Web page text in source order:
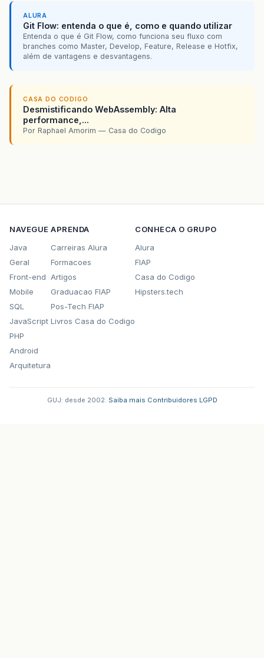
ALURA
Git Flow: entenda o que é, como e quando utilizar
Entenda o que é Git Flow, como funciona seu fluxo com
branches como Master, Develop, Feature, Release e Hotfix,
além de vantagens e desvantagens.
CASA DO CODIGO
Desmistificando WebAssembly: Alta
performance,...
Por Raphael Amorim — Casa do Codigo
NAVEGUE
Java
Geral
Front-end
Mobile
SQL
JavaScript
PHP
Android
Arquitetura
APRENDA
Carreiras Alura
Formacoes
Artigos
Graduacao FIAP
Pos-Tech FIAP
Livros Casa do Codigo
CONHECA O GRUPO
Alura
FIAP
Casa do Codigo
Hipsters.tech
GUJ: desde 2002. Saiba mais Contribuidores LGPD